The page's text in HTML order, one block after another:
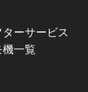
ターサービス
機一覧